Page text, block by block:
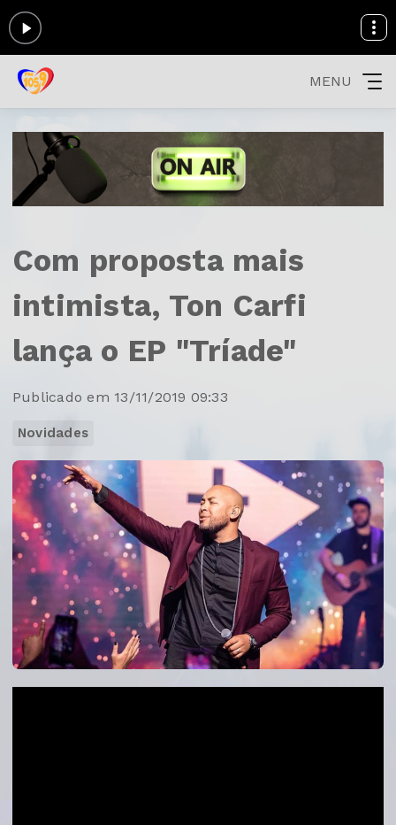
MENU
Com proposta mais
intimista, Ton Carfi
lança o EP "Tríade"
Publicado em 13/11/2019 09:33
Novidades